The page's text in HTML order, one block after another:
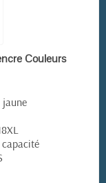
Couleurs
jaune